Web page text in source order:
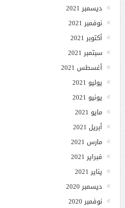
ديسمبر 2021
نوفمبر 2021
أكتوبر 2021
سبتمبر 2021
أغسطس 2021
يوليو 2021
يونيو 2021
مايو 2021
أبريل 2021
مارس 2021
فبراير 2021
يناير 2021
ديسمبر 2020
نوفمبر 2020